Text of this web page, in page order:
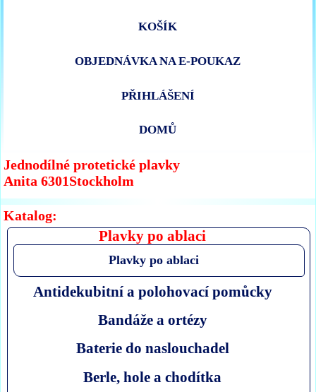
KOŠÍK
OBJEDNÁVKA NA E-POUKAZ
PŘIHLÁŠENÍ
DOMŮ
Jednodílné protetické plavky
Anita 6301Stockholm
Katalog:
Plavky po ablaci
Plavky po ablaci
Antidekubitní a polohovací pomůcky
Bandáže a ortézy
Baterie do naslouchadel
Berle, hole a chodítka